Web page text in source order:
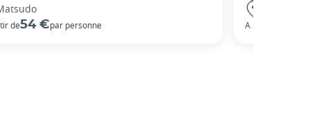
de54 €par personne A partire da